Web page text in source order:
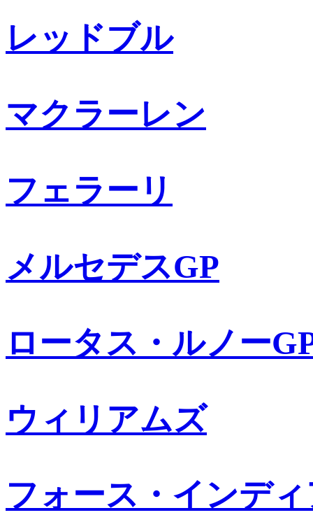
レッドブル
マクラーレン
フェラーリ
メルセデスGP
ロータス・ルノー
ウィリアムズ
フォース・インデ